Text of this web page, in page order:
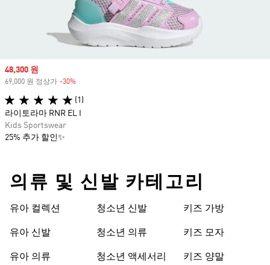
Sale price
48,300 원
69,000 원 정상가 -30%
(1)
라이토라마 RNR EL I
Kids Sportswear
25% 추가 할인✨
의류 및 신발 카테고리
유아 컬렉션
유아 신발
유아 의류
청소년 신발
청소년 의류
청소년 액세서리
키즈 가방
키즈 모자
키즈 양말